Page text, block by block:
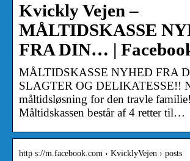
Kvickly Vejen –
MÅLTIDSKASSE
FRA DIN… |
MÅLTIDSKASSE NYHED FRA
SLAGTER OG DELIKATESSE!!
måltidsløsning for den travle familie!
Måltidskassen består af 4 retter til…
http s://m.facebook.com › KvicklyVejen › posts